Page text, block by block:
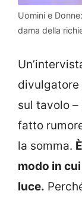
Uomini e
dama della
divulgatore
sul tavolo –
fatto
la somma.
modo in
luce.